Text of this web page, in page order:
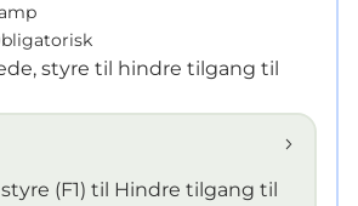
styre til hindre tilgang til
styre (F1) til Hindre tilgang til